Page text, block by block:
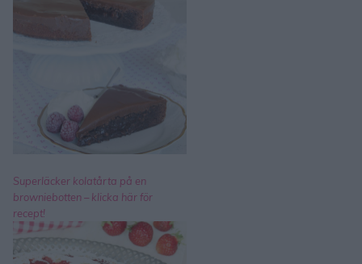
Superläcker kolatårta på en
browniebotten – klicka här för
recept!